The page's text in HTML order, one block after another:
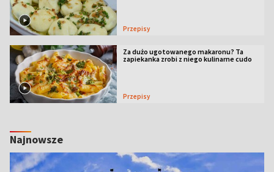
Przepisy
Za dużo ugotowanego makaronu? Ta
zapiekanka zrobi z niego kulinarne cudo
Przepisy
Najnowsze